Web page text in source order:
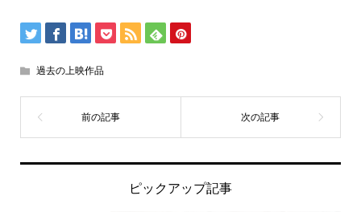
過去の上映作品
ピックアップ記事